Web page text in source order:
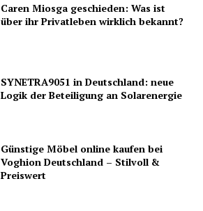
Caren Miosga geschieden: Was ist
über ihr Privatleben wirklich bekannt?
SYNETRA9051 in Deutschland: neue
Logik der Beteiligung an Solarenergie
Günstige Möbel online kaufen bei
Voghion Deutschland – Stilvoll &
Preiswert